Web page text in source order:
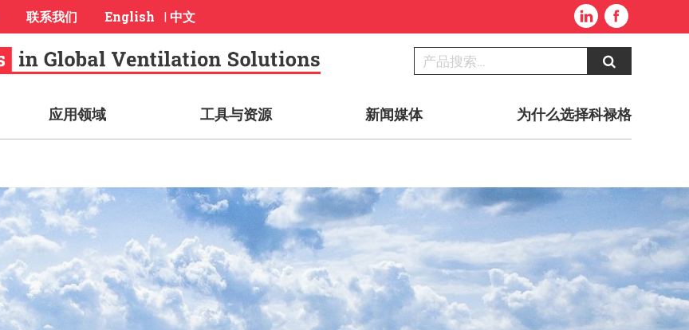
联系我们 English | 中文
应用领域 工具与资源 新闻媒体 为什么选择科禄格